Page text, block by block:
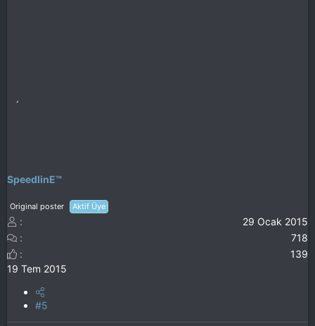
SpeedlinE™
Original poster Aktif Üye
29 Ocak 2015
718
139
19 Tem 2015
#5